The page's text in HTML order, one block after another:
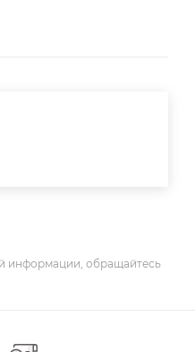
информации, обращайтесь